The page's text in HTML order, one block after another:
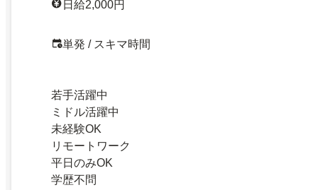
日給2,000円
単発 / スキマ時間
若手活躍中
ミドル活躍中
未経験OK
リモートワーク
平日のみOK
学歴不問